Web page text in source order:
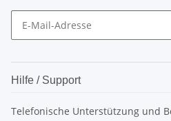
Hilfe / Support
Telefonische Unterstützung und